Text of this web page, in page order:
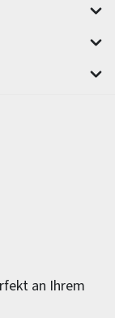
an Ihrem